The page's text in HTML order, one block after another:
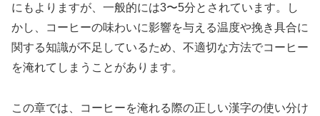
にもよりますが、一般的には3〜5分とされています。し
かし、コーヒーの味わいに影響を与える温度や挽き具合に
関する知識が不足しているため、不適切な方法でコーヒー
を淹れてしまうことがあります。
この章では、コーヒーを淹れる際の正しい漢字の使い分け